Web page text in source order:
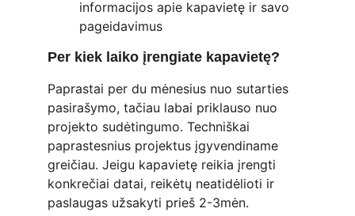
informacijos apie kapavietę ir savo
pageidavimus
Per kiek laiko įrengiate kapavietę?
Paprastai per du mėnesius nuo sutarties
pasirašymo, tačiau labai priklauso nuo
projekto sudėtingumo. Techniškai
paprastesnius projektus įgyvendiname
greičiau. Jeigu kapavietę reikia įrengti
konkrečiai datai, reikėtų neatidėlioti ir
paslaugas užsakyti prieš 2-3mėn.